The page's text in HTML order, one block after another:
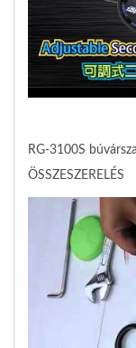
RG-3100S
ÖSSZESZERELÉS